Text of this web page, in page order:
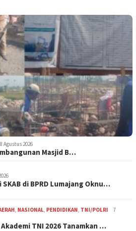
8 Agustus 2026
Masjid B…
di BPRD Lumajang Oknu…
NASIONAL PENDIDIKAN TNI/POLRI
7
TNI 2026 Tanamkan …